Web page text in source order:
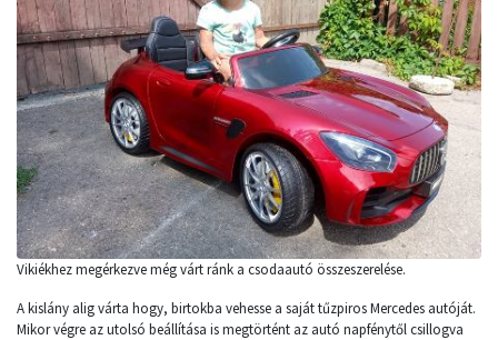
Vikiékhez megérkezve még várt ránk a csodaautó összeszerelése.
A kislány alig várta hogy, birtokba vehesse a saját tűzpiros Mercedes autóját.
Mikor végre az utolsó beállítása is megtörtént az autó napfénytől csillogva